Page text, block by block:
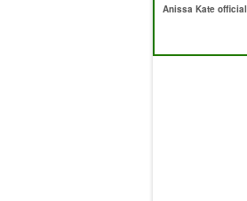
Anissa Kate official